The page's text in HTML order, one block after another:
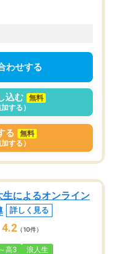
わせする
込む
無料
する）
る
無料
する）
によるオンライン
詳しく見る
4.2 （10件）
高3 浪人生